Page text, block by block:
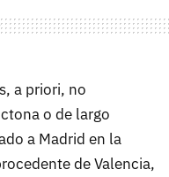
a priori, no
o de largo
a Madrid en la
de Valencia,